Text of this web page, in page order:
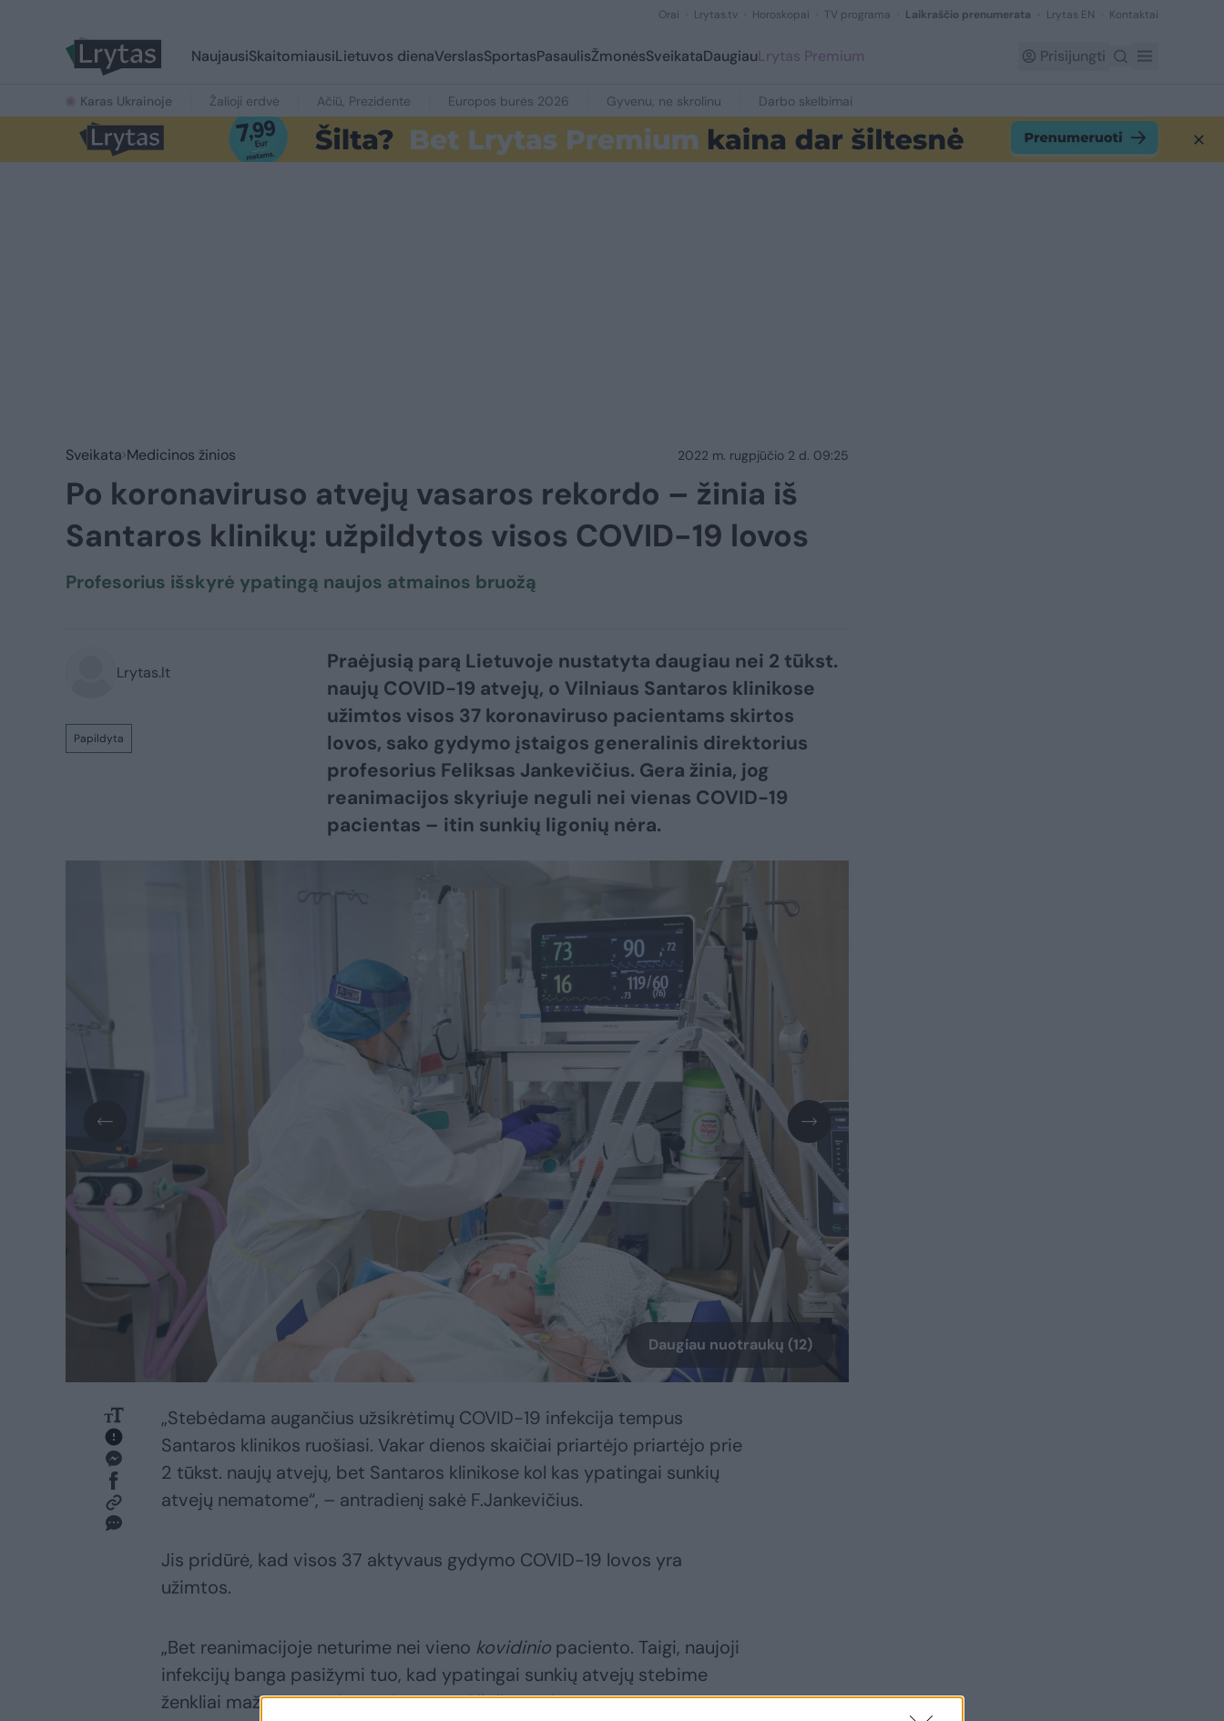
Orai Lrytas.tv Horoskopai TV programa Laikraščio prenumerata Lrytas EN Kontaktai
NaujausiSkaitomiausiLietuvos dienaVerslasSportasPasaulisŽmonėsSveikataDaugiauLrytas Premium Prisijungti
Karas Ukrainoje Žalioji erdvė Ačiū, Prezidente Europos burės 2026 Gyvenu, ne skrolinu Darbo skelbimai
Sveikata Medicinos žinios 2022 m. rugpjūčio 2 d. 09:25
Po koronaviruso atvejų vasaros rekordo – žinia iš
Santaros klinikų: užpildytos visos COVID-19 lovos
Profesorius išskyrė ypatingą naujos atmainos bruožą
Lrytas.lt
Papildyta
Praėjusią parą Lietuvoje nustatyta daugiau nei 2 tūkst.
naujų COVID-19 atvejų, o Vilniaus Santaros klinikose
užimtos visos 37 koronaviruso pacientams skirtos
lovos, sako gydymo įstaigos generalinis direktorius
profesorius Feliksas Jankevičius. Gera žinia, jog
reanimacijos skyriuje neguli nei vienas COVID-19
pacientas – itin sunkių ligonių nėra.
Daugiau nuotraukų (12)
„Stebėdama augančius užsikrėtimų COVID-19 infekcija tempus
Santaros klinikos ruošiasi. Vakar dienos skaičiai priartėjo priartėjo prie
2 tūkst. naujų atvejų, bet Santaros klinikose kol kas ypatingai sunkių
atvejų nematome“, – antradienį sakė F.Jankevičius.
Jis pridūrė, kad visos 37 aktyvaus gydymo COVID-19 lovos yra
užimtos.
„Bet reanimacijoje neturime nei vieno kovidinio paciento. Taigi, naujoji
infekcijų banga pasižymi tuo, kad ypatingai sunkių atvejų stebime
ženkliai mažiau“, – pabrėžė Santaros klinikų vadovas.